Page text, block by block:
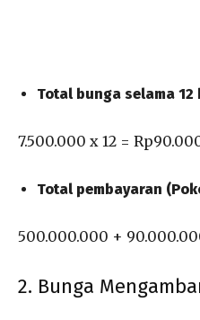
Total bunga selama 12
7.500.000 x 12 =
Total pembayaran
500.000.000 +
2. Bunga